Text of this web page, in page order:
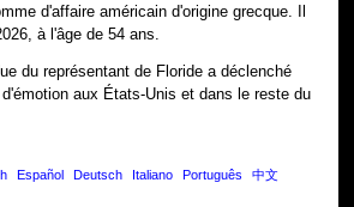
d'affaire américain d'origine grecque. Il
à l'âge de 54 ans.
du représentant de Floride a déclenché
aux États-Unis et dans le reste du
Español Deutsch Italiano Português 中文